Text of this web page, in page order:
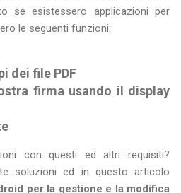
se esistessero applicazioni per
le seguenti funzioni:
dei file PDF
firma usando il display
con questi ed altri requisiti?
soluzioni ed in questo articolo
per la gestione e la modifica